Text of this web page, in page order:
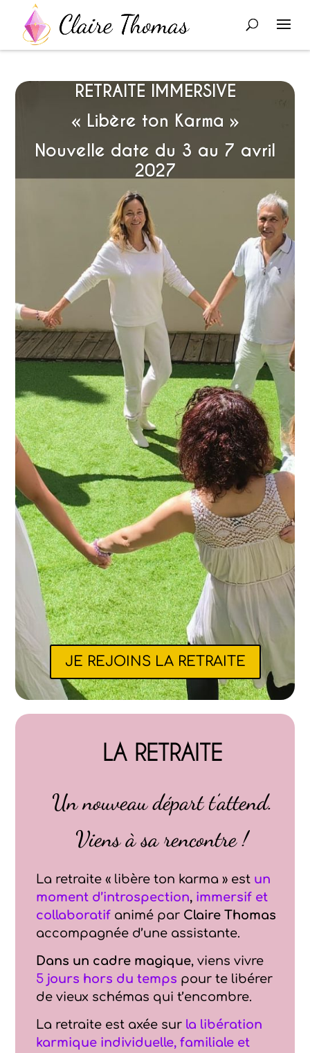
RETRAITE IMMERSIVE
« Libère ton Karma »
Nouvelle date du 3 au 7 avril
2027
JE REJOINS LA RETRAITE
LA RETRAITE
Un nouveau départ t’attend.
Viens à sa rencontre !
La retraite « libère ton karma » est un
moment d’introspection, immersif et
collaboratif animé par Claire Thomas
accompagnée d’une assistante.
Dans un cadre magique, viens vivre
5 jours hors du temps pour te libérer
de vieux schémas qui t’encombre.
La retraite est axée sur la libération
karmique individuelle, familiale et